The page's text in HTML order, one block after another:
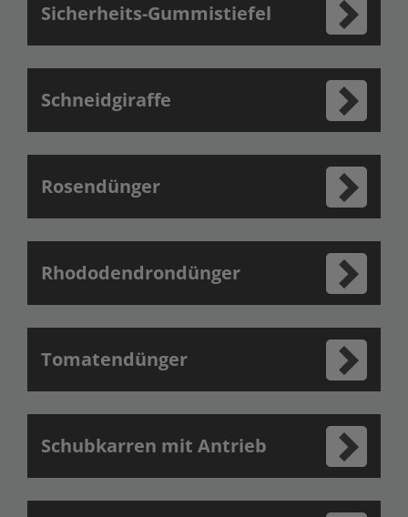
Sicherheits-Gummistiefel
Schneidgiraffe
Rosendünger
Rhododendrondünger
Tomatendünger
Schubkarren mit Antrieb